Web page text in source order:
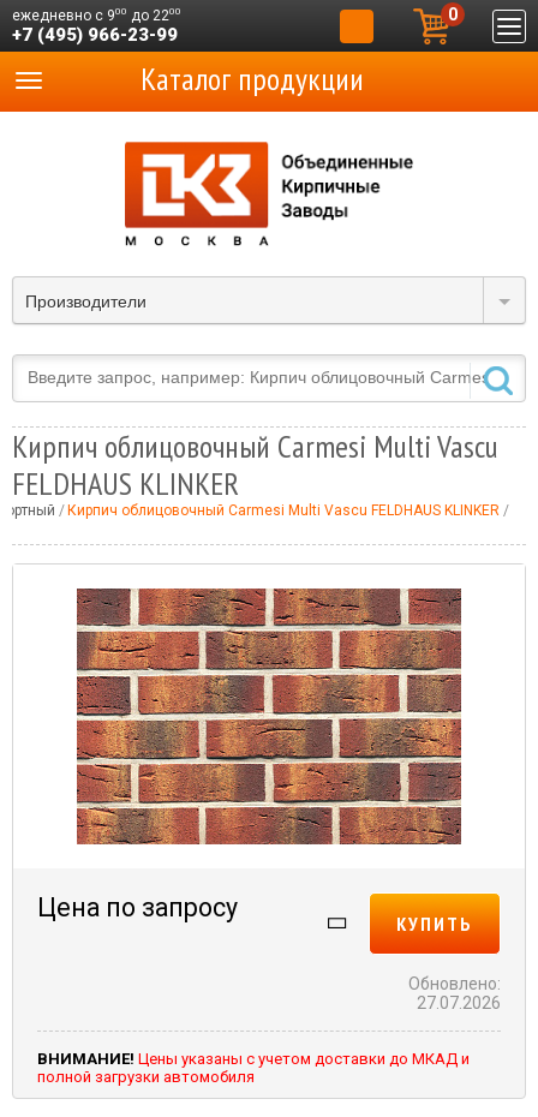
ежедневно с 900 до 2200
+7 (495) 966-23-99
0
Производители
Каталог продукции
Кирпич облицовочный Carmesi Multi Vascu
FELDHAUS KLINKER
Кирпич облицовочный Carmesi Multi Vascu FELDHAUS KLINKER
Цена по запросу
КУПИТЬ
Обновлено:
27.07.2026
ВНИМАНИЕ! Цены указаны с учетом доставки до МКАД и
полной загрузки автомобиля